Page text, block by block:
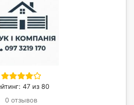
47 из 80
0 отзывов